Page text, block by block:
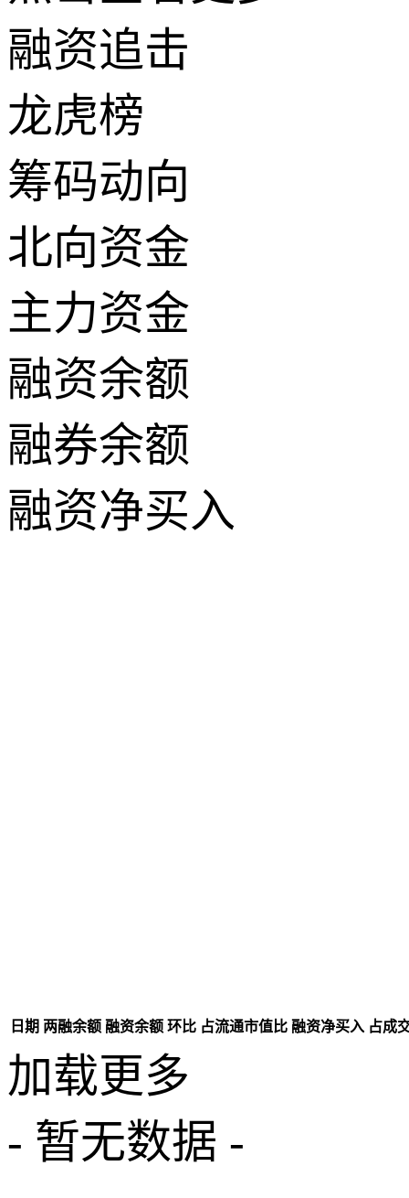
融资追击
龙虎榜
筹码动向
北向资金
主力资金
融资余额
融券余额
融资净买入
日期 两融余额 融资余额 环比 占流通市值比 融资净买入 占成
加载更多
- 暂无数据 -